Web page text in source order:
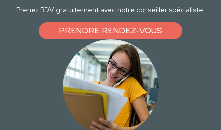
Prenez RDV gratuitement avec notre conseiller spécialiste.
PRENDRE RENDEZ-VOUS